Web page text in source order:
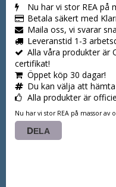
Nu har vi stor REA på
Betala säkert med
Maila oss, vi svarar
Leveranstid 1-3
Alla våra produkter är
certifikat!
Öppet köp 30 dagar!
Du kan välja att
Alla produkter är
Nu har vi stor REA på massor av
DELA